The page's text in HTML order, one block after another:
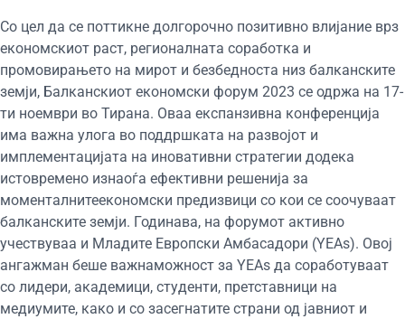
Со цел да се поттикне долгорочно позитивно влијание врз
економскиот раст, регионалната соработка и
промовирањето на мирот и безбедноста низ балканските
земји, Балканскиот економски форум 2023 се одржа на 17-
ти ноември во Тирана. Оваа експанзивна конференција
има важна улога во поддршката на развојот и
имплементацијата на иновативни стратегии додека
истовремено изнаоѓа ефективни решенија за
моменталнитеекономски предизвици со кои се соочуваат
балканските земји. Годинава, на форумот активно
учествуваа и Младите Европски Амбасадори (YEAs). Овој
ангажман беше важнаможност за YEAs да соработуваат
со лидери, академици, студенти, претставници на
медиумите, како и со засегнатите страни од јавниот и